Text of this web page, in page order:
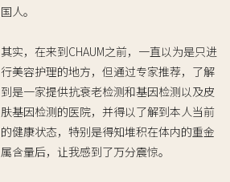
国人。
其实，在来到CHAUM之前，一直以为是只进
行美容护理的地方，但通过专家推荐，了解
到是一家提供抗衰老检测和基因检测以及皮
肤基因检测的医院，并得以了解到本人当前
的健康状态，特别是得知堆积在体内的重金
属含量后，让我感到了万分震惊。